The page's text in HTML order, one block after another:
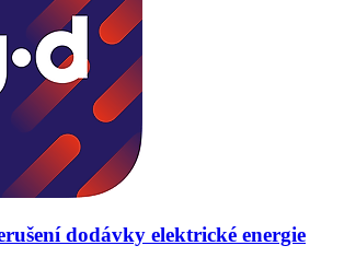
dodávky elektrické energie